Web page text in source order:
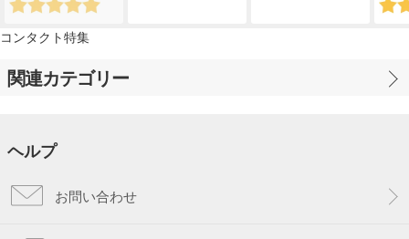
コンタクト特集
関連カテゴリー
ヘルプ
お問い合わせ